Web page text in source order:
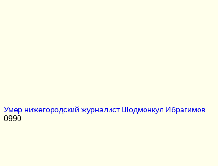
Умер нижегородский журналист Шодмонкул Ибрагимов
0990